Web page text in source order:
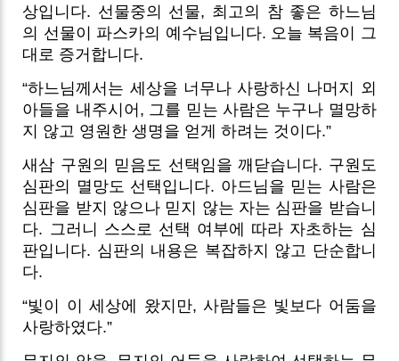
상입니다. 선물중의 선물, 최고의 참 좋은 하느님
의 선물이 파스카의 예수님입니다. 오늘 복음이 그
대로 증거합니다.
“하느님께서는 세상을 너무나 사랑하신 나머지 외
아들을 내주시어, 그를 믿는 사람은 누구나 멸망하
지 않고 영원한 생명을 얻게 하려는 것이다.”
새삼 구원의 믿음도 선택임을 깨닫습니다. 구원도
심판의 멸망도 선택입니다. 아드님을 믿는 사람은
심판을 받지 않으나 믿지 않는 자는 심판을 받습니
다. 그러니 스스로 선택 여부에 따라 자초하는 심
판입니다. 심판의 내용은 복잡하지 않고 단순합니
다.
“빛이 이 세상에 왔지만, 사람들은 빛보다 어둠을
사랑하였다.”